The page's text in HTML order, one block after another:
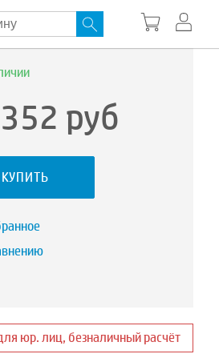
руб
КУПИТЬ
юр. лиц, безналичный расчёт